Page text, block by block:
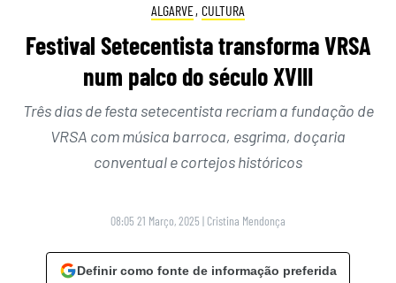
ALGARVE, CULTURA
Festival Setecentista transforma VRSA
num palco do século XVIII
Três dias de festa setecentista recriam a fundação de
VRSA com música barroca, esgrima, doçaria
conventual e cortejos históricos
08:05 21 Março, 2025 | Cristina Mendonça
Definir como fonte de informação preferida